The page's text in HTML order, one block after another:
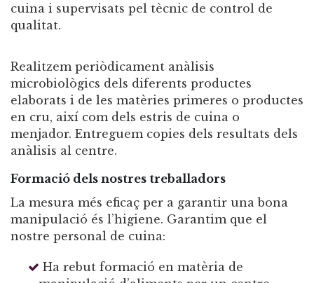
cuina i supervisats pel tècnic de control de
qualitat.
Realitzem periòdicament anàlisis
microbiològics dels diferents productes
elaborats i de les matèries primeres o productes
en cru, així com dels estris de cuina o
menjador. Entreguem copies dels resultats dels
anàlisis al centre.
Formació dels nostres treballadors
La mesura més eficaç per a garantir una bona
manipulació és l’higiene. Garantim que el
nostre personal de cuina:
Ha rebut formació en matèria de